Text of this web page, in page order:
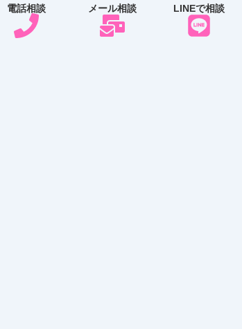
電話相談 メール相談 LINEで相談